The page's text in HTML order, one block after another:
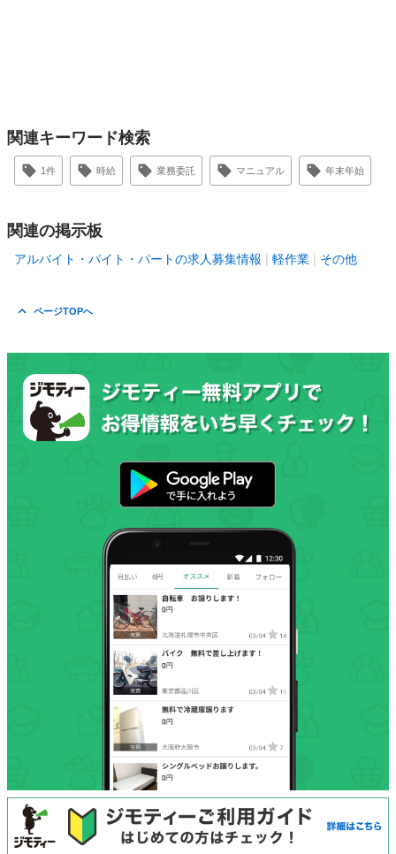
関連キーワード検索
1件 時給 業務委託 マニュアル 年末年始
関連の掲示板
アルバイト・バイト・パートの求人募集情報 軽作業 その他
ページTOPへ